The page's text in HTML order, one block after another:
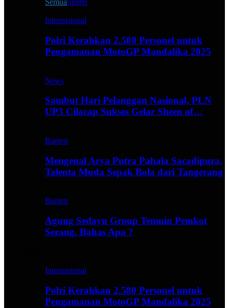
SemuaSports
Internasional
Polri Kerahkan 2.580 Personel untuk
Pengamanan MotoGP Mandalika 2025
News
Sambut Hari Pelanggan Nasional, PLN
UP3 Cilacap Sukses Gelar Sheen of…
Banten
Mengenal Arya Putra Pahala Sacadipura,
Talenta Muda Sepak Bola dari Tangerang
Banten
Agung Sedayu Group Temuin Pemkot
Serang, Bahas Apa ?
Internasional
Polri Kerahkan 2.580 Personel untuk
Pengamanan MotoGP Mandalika 2025